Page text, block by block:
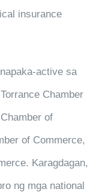
insurance
active sa
Chamber
of
of Commerce,
Karagdagan,
ng mga national